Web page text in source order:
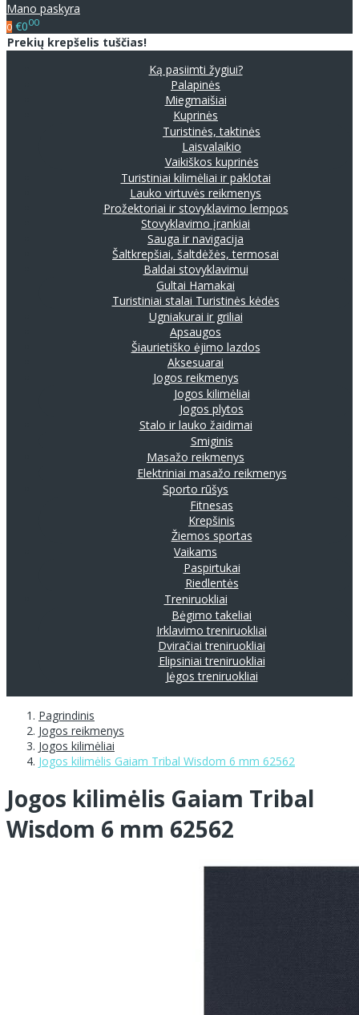
Mano paskyra
0 €000
Prekių krepšelis tuščias!
Ką pasiimti žygiui?
Palapinės
Miegmaišiai
Kuprinės
Turistinės, taktinės
Laisvalaikio
Vaikiškos kuprinės
Turistiniai kilimėliai ir paklotai
Lauko virtuvės reikmenys
Prožektoriai ir stovyklavimo lempos
Stovyklavimo įrankiai
Sauga ir navigacija
Šaltkrepšiai, šaltdėžės, termosai
Baldai stovyklavimui
Gultai Hamakai
Turistiniai stalai Turistinės kėdės
Ugniakurai ir griliai
Apsaugos
Šiaurietiško ėjimo lazdos
Aksesuarai
Jogos reikmenys
Jogos kilimėliai
Jogos plytos
Stalo ir lauko žaidimai
Smiginis
Masažo reikmenys
Elektriniai masažo reikmenys
Sporto rūšys
Fitnesas
Krepšinis
Žiemos sportas
Vaikams
Paspirtukai
Riedlentės
Treniruokliai
Bėgimo takeliai
Irklavimo treniruokliai
Dviračiai treniruokliai
Elipsiniai treniruokliai
Jėgos treniruokliai
Pagrindinis
Jogos reikmenys
Jogos kilimėliai
Jogos kilimėlis Gaiam Tribal Wisdom 6 mm 62562
Jogos kilimėlis Gaiam Tribal
Wisdom 6 mm 62562